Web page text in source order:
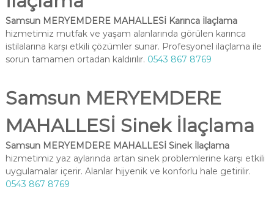
Samsun MERYEMDERE MAHALLESİ Karınca İlaçlama
hizmetimiz mutfak ve yaşam alanlarında görülen karınca
istilalarına karşı etkili çözümler sunar. Profesyonel ilaçlama ile
sorun tamamen ortadan kaldırılır. 0543 867 8769
Samsun MERYEMDERE
MAHALLESİ Sinek İlaçlama
Samsun MERYEMDERE MAHALLESİ Sinek İlaçlama
hizmetimiz yaz aylarında artan sinek problemlerine karşı etkili
uygulamalar içerir. Alanlar hijyenik ve konforlu hale getirilir.
0543 867 8769